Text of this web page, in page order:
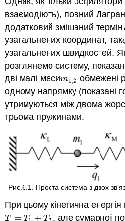
взаємодіють), повний
додатковий змішаний термін
узагальнених координат, так
узагальнених швидкостей.
розглянемо систему,
дві малі масиm1,2
m1 ,2обмежені
одному напрямку (показані
утримуються між двома
трьома пружинами.
Рис.6.1. Проста система з двох
При цьому кінетична
T = T + T
T=T 1+ T2
, але сумарної